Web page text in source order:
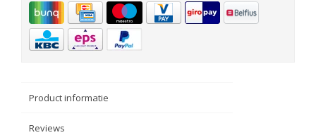
Product informatie
Reviews